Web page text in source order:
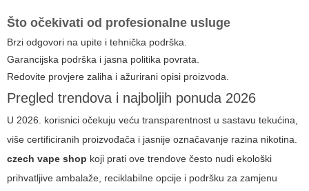
Što očekivati od profesionalne usluge
Brzi odgovori na upite i tehnička podrška.
Garancijska podrška i jasna politika povrata.
Redovite provjere zaliha i ažurirani opisi proizvoda.
Pregled trendova i najboljih ponuda 2026
U 2026. korisnici očekuju veću transparentnost u sastavu tekućina,
više certificiranih proizvođača i jasnije označavanje razina nikotina.
czech vape shop koji prati ove trendove često nudi ekološki
prihvatljive ambalaže, reciklabilne opcije i podršku za zamjenu